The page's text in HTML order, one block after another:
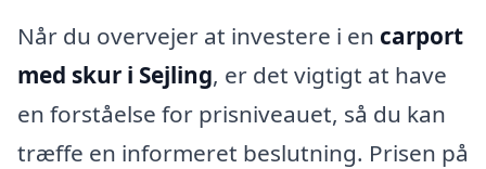
Når du overvejer at investere i en carport
med skur i Sejling, er det vigtigt at have
en forståelse for prisniveauet, så du kan
træffe en informeret beslutning. Prisen på